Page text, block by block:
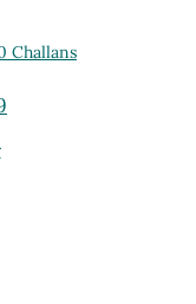
Challans